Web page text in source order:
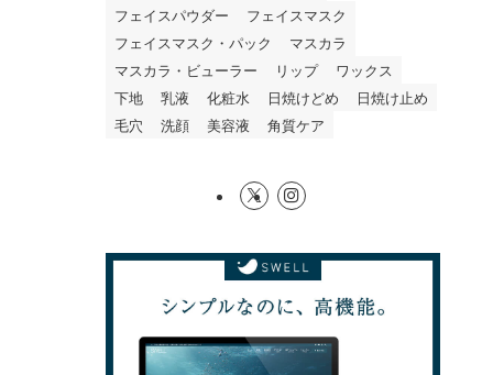
フェイスパウダー
フェイスマスク
フェイスマスク・パック
マスカラ
マスカラ・ビューラー
リップ
ワックス
下地
乳液 化粧水 日焼けどめ
日焼け止め
毛穴
洗顔 美容液 角質ケア